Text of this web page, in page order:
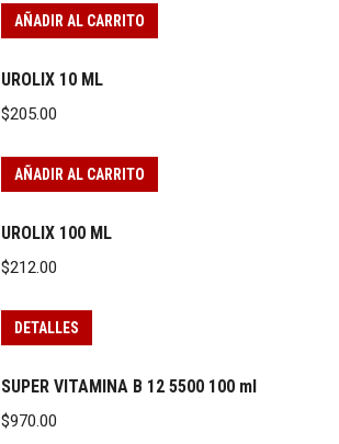
AÑADIR AL CARRITO
UROLIX 10 ML
$205.00
AÑADIR AL CARRITO
UROLIX 100 ML
$212.00
DETALLES
SUPER VITAMINA B 12 5500 100 ml
$970.00